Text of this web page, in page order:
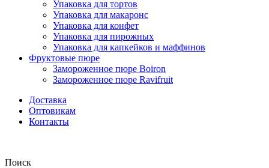
Упаковка для тортов
Упаковка для макаронс
Упаковка для конфет
Упаковка для пирожных
Упаковка для капкейков и маффинов
Фруктовые пюре
Замороженное пюре Boiron
Замороженное пюре Ravifruit
Доставка
Оптовикам
Контакты
Поиск